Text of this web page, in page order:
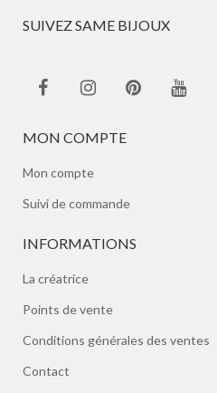
SUIVEZ SAME BIJOUX
MON COMPTE
Mon compte
Suivi de commande
INFORMATIONS
La créatrice
Points de vente
Conditions générales des ventes
Contact